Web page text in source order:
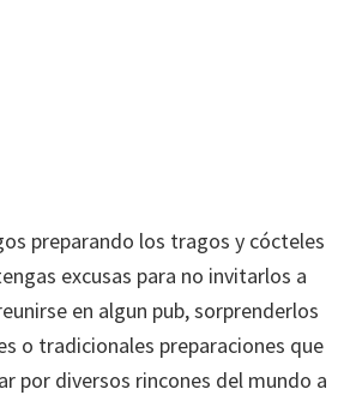
preparando los tragos y cócteles
excusas para no invitarlos a
en algun pub, sorprenderlos
o tradicionales preparaciones que
por diversos rincones del mundo a